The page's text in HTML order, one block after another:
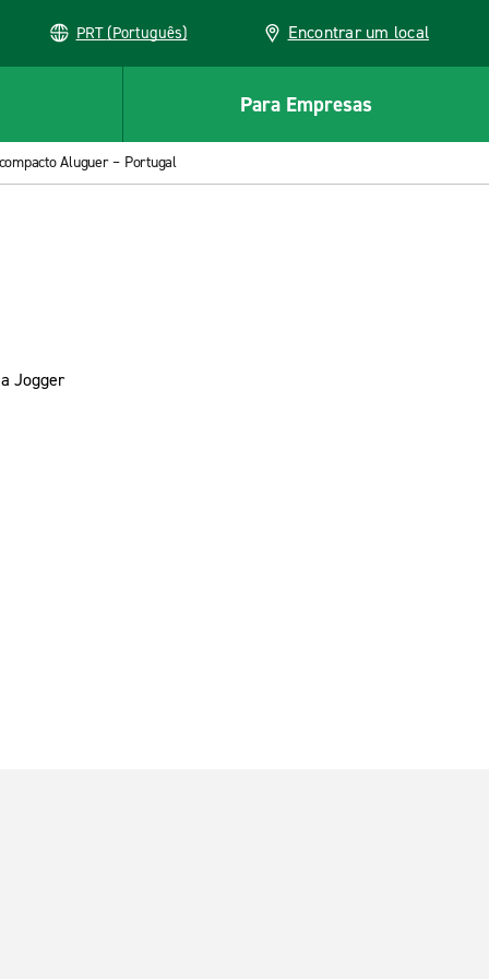
PRT (Português) Encontrar um local
Para Empresas
Aluguer – Portugal